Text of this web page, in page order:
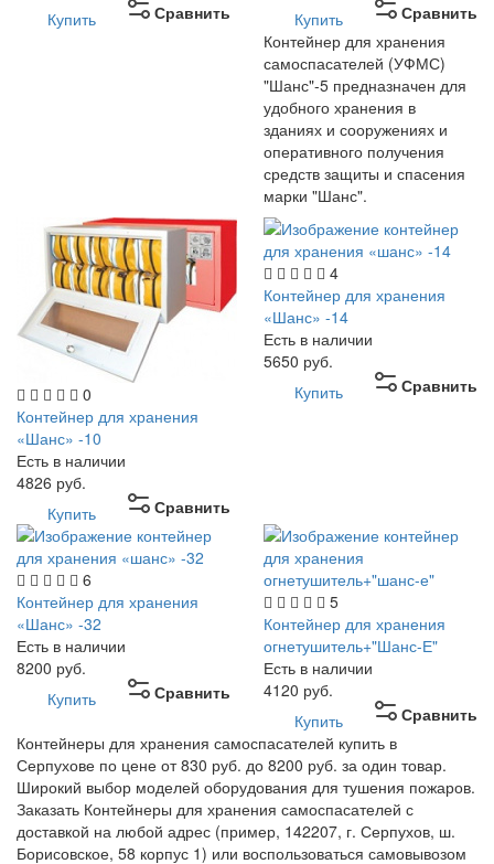
Сравнить
Купить
Сравнить
Купить
Контейнер для хранения
самоспасателей (УФМС)
"Шанс"-5 предназначен для
удобного хранения в
зданиях и сооружениях и
оперативного получения
средств защиты и спасения
марки "Шанс".
0
Контейнер для хранения
«Шанс» -10
Есть в наличии
4826 руб.
Сравнить
Купить
4
Контейнер для хранения
«Шанс» -14
Есть в наличии
5650 руб.
Сравнить
Купить
6
Контейнер для хранения
«Шанс» -32
Есть в наличии
8200 руб.
Сравнить
Купить
5
Контейнер для хранения
огнетушитель+"Шанс-Е"
Есть в наличии
4120 руб.
Сравнить
Купить
Контейнеры для хранения самоспасателей купить в
Серпухове по цене от 830 руб. до 8200 руб. за один товар.
Широкий выбор моделей оборудования для тушения пожаров.
Заказать Контейнеры для хранения самоспасателей с
доставкой на любой адрес (пример, 142207, г. Серпухов, ш.
Борисовское, 58 корпус 1) или воспользоваться самовывозом